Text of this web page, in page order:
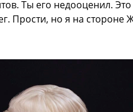
Ты его недооценил.
Прости, но я на стороне